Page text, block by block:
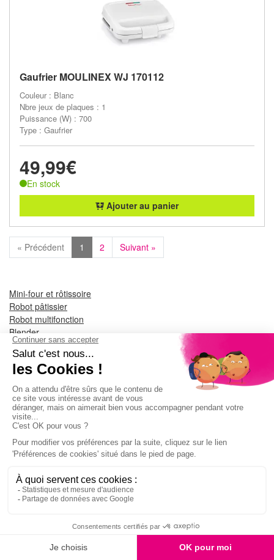
Gaufrier MOULINEX WJ 170112
Couleur : Blanc
Nbre jeux de plaques : 1
Puissance (W) : 700
Type : Gaufrier
49,99€
En stock
Ajouter au panier
« Précédent 1 2 Suivant »
Mini-four et rôtissoire
Robot pâtissier
Robot multifonction
Blender
Batteur
Hâchoir
Machine à pain
Mixeur
Accessoires robot et blender
Cafetière filtre
Barbecue
Friteuse sans huile
Gaufrier et croque-monsieur
Appareil à raclette
Extracteur de jus
Bouilloire
Presse-agrume